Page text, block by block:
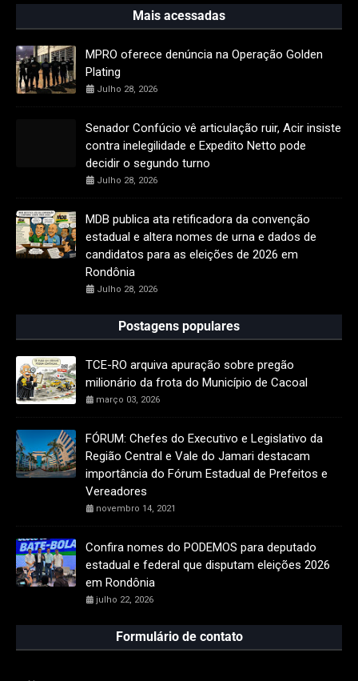
Mais acessadas
MPRO oferece denúncia na Operação Golden
Plating
Julho 28, 2026
Senador Confúcio vê articulação ruir, Acir insiste
contra inelegilidade e Expedito Netto pode
decidir o segundo turno
Julho 28, 2026
MDB publica ata retificadora da convenção
estadual e altera nomes de urna e dados de
candidatos para as eleições de 2026 em
Rondônia
Julho 28, 2026
Postagens populares
TCE-RO arquiva apuração sobre pregão
milionário da frota do Município de Cacoal
março 03, 2026
FÓRUM: Chefes do Executivo e Legislativo da
Região Central e Vale do Jamari destacam
importância do Fórum Estadual de Prefeitos e
Vereadores
novembro 14, 2021
Confira nomes do PODEMOS para deputado
estadual e federal que disputam eleições 2026
em Rondônia
julho 22, 2026
Formulário de contato